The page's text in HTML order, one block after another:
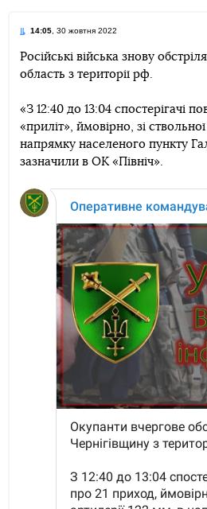
14:05 , 30 жовтня 2022
Російські війська знову
область з території рф.
«З 12:40 до 13:04 спостерігачі
«приліт», ймовірно, зі
напрямку населеного пункту
зазначили в ОК «Північ».